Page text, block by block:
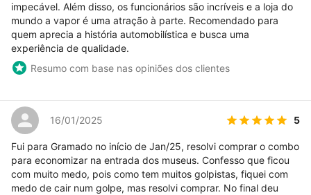
impecável. Além disso, os funcionários são incríveis e a loja do
mundo a vapor é uma atração à parte. Recomendado para
quem aprecia a história automobilística e busca uma
experiência de qualidade.
Resumo com base nas opiniões dos clientes
16/01/2025 5
Fui para Gramado no início de Jan/25, resolvi comprar o combo
para economizar na entrada dos museus. Confesso que ficou
com muito medo, pois como tem muitos golpistas, fiquei com
medo de cair num golpe, mas resolvi comprar. No final deu